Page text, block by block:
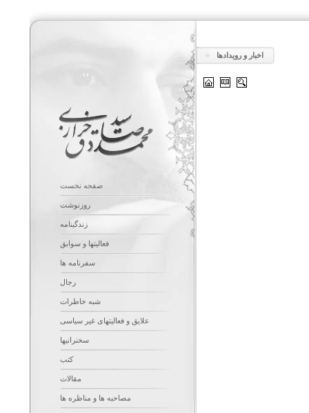
اخبار و رویدادها
صفحه نخست
روزنوشت
زندگینامه
فعالیتها و سوابق
سفرنامه ها
رجال
شبه خاطرات
علایق و فعالیتهای غیر سیاسی
سخنرانیها
کتب
مقالات
مصاحبه ها و مناظره ها